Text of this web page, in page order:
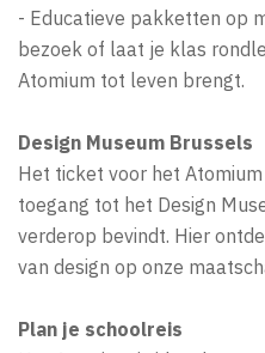
- Educatieve pakketten op
bezoek of laat je klas
Atomium tot leven brengt.
Design Museum Brussels
Het ticket voor het
toegang tot het Design
verderop bevindt. Hier
van design op onze
Plan je schoolreis